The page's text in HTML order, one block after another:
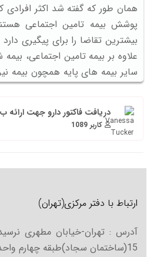
همان طور که گفته شد اکثر
پوشش بیمه تامین اجتماعی
بیشترین تقاضا را برای پیگیری
علاوه بر بیمه تامین اجتماعی،
سایر بیمه های پایه همچون بیمه
درمانی (بیمه سلامت) و یا بیمه
در موارد بسیاری شخص ممکن
آوری سوابق بیمه ای خود
سوابق بیمه ای بدون مراجعه حضوری
برای پیگیری کار بیمه ای خود نیاز
استعلام سوابق بیمه ای خود به
اجتماعی (و سایر بیمه ها)
دریافت فاکتور دارو جهت ارائه
کاربر 1089
ارتباط با دفتر مرکزی(تهران)
آدرس : تهران-خیابان مطهری
15(ساختمان سجاد)طبقه چهارم واحد 8-کد پستی 1567618431